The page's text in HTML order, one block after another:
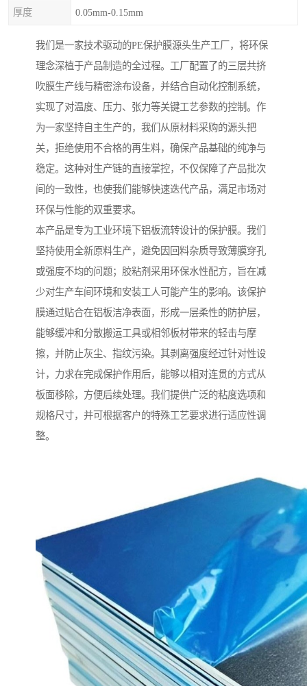
厚度 0.05mm-0.15mm
我们是一家技术驱动的PE保护膜源头生产工厂，将环保
理念深植于产品制造的全过程。工厂配置了的三层共挤
吹膜生产线与精密涂布设备，并结合自动化控制系统，
实现了对温度、压力、张力等关键工艺参数的控制。作
为一家坚持自主生产的，我们从原材料采购的源头把
关，拒绝使用不合格的再生料，确保产品基础的纯净与
稳定。这种对生产链的直接掌控，不仅保障了产品批次
间的一致性，也使我们能够快速迭代产品，满足市场对
环保与性能的双重要求。
本产品是专为工业环境下铝板流转设计的保护膜。我们
坚持使用全新原料生产，避免因回料杂质导致薄膜穿孔
或强度不均的问题；胶粘剂采用环保水性配方，旨在减
少对生产车间环境和安装工人可能产生的影响。该保护
膜通过贴合在铝板洁净表面，形成一层柔性的防护层，
能够缓冲和分散搬运工具或相邻板材带来的轻击与摩
擦，并防止灰尘、指纹污染。其剥离强度经过针对性设
计，力求在完成保护作用后，能够以相对连贯的方式从
板面移除，方便后续处理。我们提供广泛的粘度选项和
规格尺寸，并可根据客户的特殊工艺要求进行适应性调
整。